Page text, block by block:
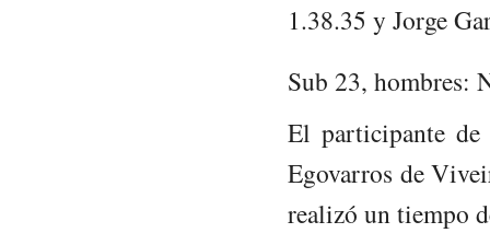
1.38.35 y Jorge
Sub 23, hombres:
El participante
Egovarros de
realizó un tiempo